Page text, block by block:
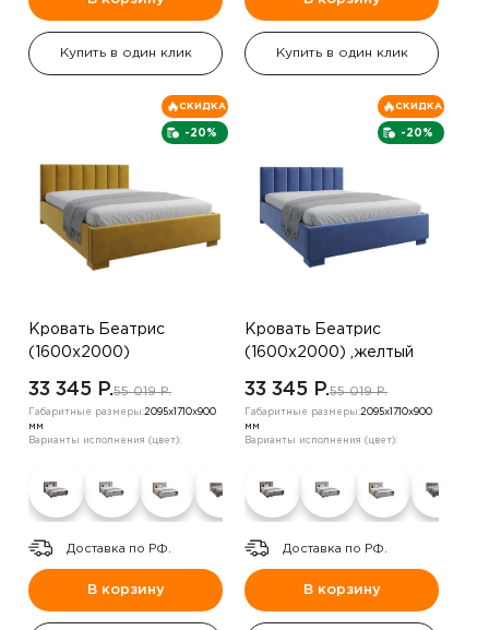
Купить в один клик Купить в один клик
-20%
СКИДКА
Кровать Беатрис
(1600х2000)
33 345 P.55 019 P.
Габаритные размеры:2095х1710х900
мм
Варианты исполнения (цвет):
Доставка по РФ.
В корзину
-20%
СКИДКА
Кровать Беатрис
(1600х2000) ,желтый
33 345 P.55 019 P.
Габаритные размеры:2095х1710х900
мм
Варианты исполнения (цвет):
Доставка по РФ.
В корзину